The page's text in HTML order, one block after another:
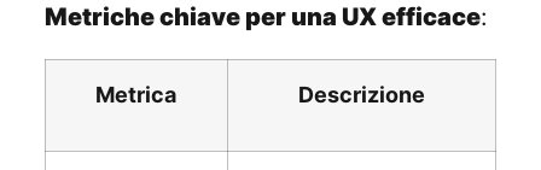
Metriche chiave per una UX efficace:
Metrica Descrizione